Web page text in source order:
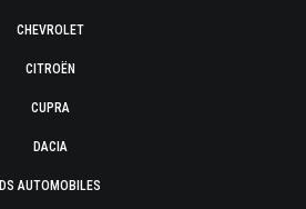
CHEVROLET
CITROËN
CUPRA
DACIA
DS AUTOMOBILES